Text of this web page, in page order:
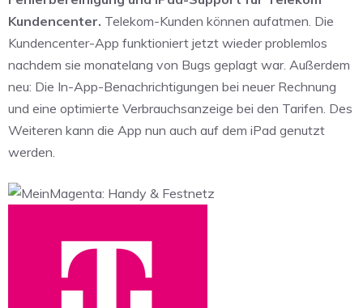
Kundencenter. Telekom-Kunden können aufatmen. Die
Kundencenter-App funktioniert jetzt wieder problemlos
nachdem sie monatelang von Bugs geplagt war. Außerdem
neu: Die In-App-Benachrichtigungen bei neuer Rechnung
und eine optimierte Verbrauchsanzeige bei den Tarifen. Des
Weiteren kann die App nun auch auf dem iPad genutzt
werden.